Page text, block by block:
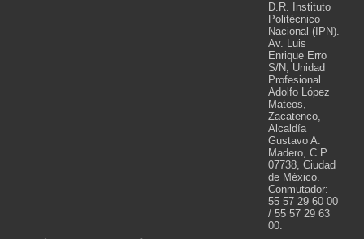
D.R. Instituto
Politécnico
Nacional (IPN).
Av. Luis
Enrique Erro
S/N, Unidad
Profesional
Adolfo López
Mateos,
Zacatenco,
Alcaldía
Gustavo A.
Madero, C.P.
07738, Ciudad
de México.
Conmutador:
55 57 29 60 00
/ 55 57 29 63
00.